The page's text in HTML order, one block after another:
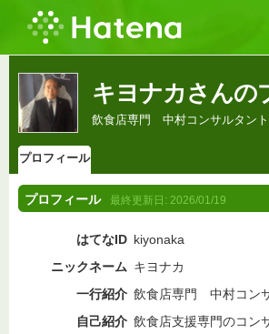
キヨナカさんの
飲食店専門 中村コンサルタン
プロフィール
プロフィール 最終更新日: 2026/01/19
はてなID kiyonaka
ニックネーム キヨナカ
一行紹介 飲食店専門 中村コン
自己紹介 飲食店支援専門のコン